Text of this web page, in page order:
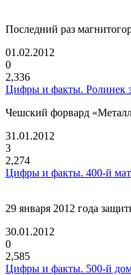
Последний раз
01.02.2012
0
2,336
Цифры и факты. Ролинек
Чешский форвард
31.01.2012
3
2,274
Цифры и факты. 400-й
29 января 2012 года
30.01.2012
0
2,585
Цифры и факты. 500-й